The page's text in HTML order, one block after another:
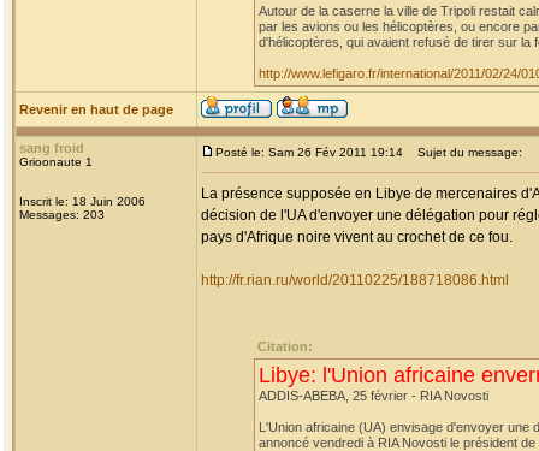
Autour de la caserne la ville de Tripoli restait
par les avions ou les hélicoptères, ou encore
d'hélicoptères, qui avaient refusé de tirer sur
http://www.lefigaro.fr/international/2011/02/24/
Revenir en haut de page
sang froid
Grioonaute 1
Inscrit le: 18 Juin 2006
Messages: 203
Posté le: Sam 26 Fév 2011 19:14 Sujet du message:
La présence supposée en Libye de mercenaires
décision de l'UA d'envoyer une délégation pour
pays d'Afrique noire vivent au crochet de ce fou.
http://fr.rian.ru/world/20110225/188718086.html
Citation:
Libye: l'Union africaine
ADDIS-ABEBA, 25 février - RIA Novosti
L'Union africaine (UA) envisage d'envoyer une
annoncé vendredi à RIA Novosti le président